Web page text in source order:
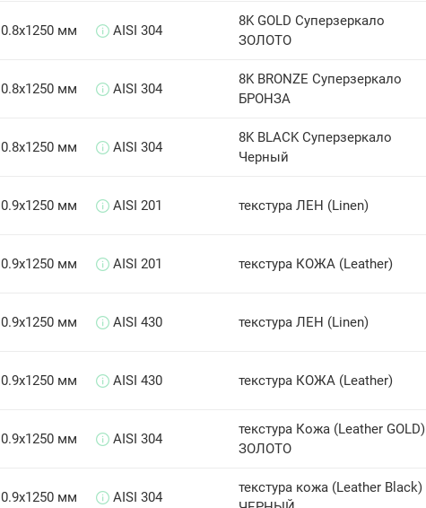
0.8х1250 мм AISI 304
8K GOLD Суперзеркало
ЗОЛОТО
0.8х1250 мм AISI 304
8K BRONZE Суперзеркало
БРОНЗА
0.8х1250 мм AISI 304
8K BLACK Суперзеркало
Черный
0.9х1250 мм AISI 201 текстура ЛЕН (Linen)
0.9х1250 мм AISI 201 текстура КОЖА (Leather)
0.9х1250 мм AISI 430 текстура ЛЕН (Linen)
0.9х1250 мм AISI 430 текстура КОЖА (Leather)
0.9х1250 мм AISI 304
текстура Кожа (Leather GOLD)
ЗОЛОТО
0.9х1250 мм AISI 304
текстура кожа (Leather Black)